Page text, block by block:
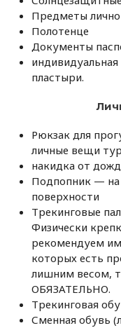
Предметы
Полотенце
Документы
индивидуальная
пластыри.
Рюкзак для
личные вещи
накидка от
Подпопник — на
поверхности
Трекинговые
Физически
рекомендуем
которых есть
лишним весом,
ОБЯЗАТЕЛЬНО.
Трекинговая
Сменная обувь